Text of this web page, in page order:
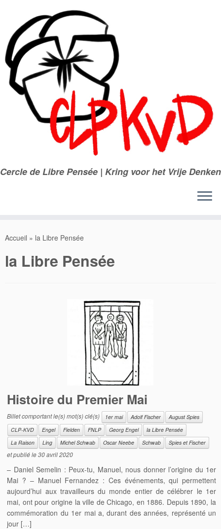
contenu
Cercle de Libre Pensée | Kring voor het Vrije Denken
Accueil » la Libre Pensée
la Libre Pensée
Histoire du Premier Mai
Billet comportant le(s) mot(s) clé(s) 1er mai Adolf Fischer
August Spies
CLP-KVD
Engel Fielden FNLP Georg Engel
la Libre Pensée
La Raison
Ling Michel Schwab Oscar Neebe Schwab Spies et Fischer
et publié le30 avril 2020
– Daniel Semelin : Peux-tu, Manuel, nous donner l’origine du 1er
Mai ? – Manuel Fernandez : Ces événements, qui permettent
aujourd’hui aux travailleurs du monde entier de célébrer le 1er
mai, ont pour origine la ville de Chicago, en 1886. Depuis 1890, la
commémoration du 1er mai a, durant des années, représenté un
jour […]